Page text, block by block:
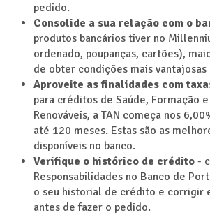
pedido.
Consolide a sua relação com o
produtos bancários tiver no
ordenado, poupanças, cartões),
de obter condições mais
Aproveite as finalidades com
para créditos de Saúde, Formação
Renováveis, a TAN começa nos
até 120 meses. Estas são as
disponíveis no banco.
Verifique o histórico de crédito -
Responsabilidades no Banco de
o seu historial de crédito e corrigir
antes de fazer o pedido.